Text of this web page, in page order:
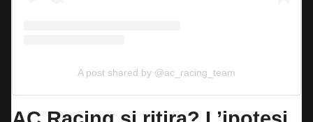
A post shared by @ac_racing_team